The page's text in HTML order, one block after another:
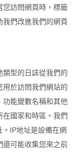
您訪問網頁時，標籤
我們改進我們的網頁
型的日誌從我們的
用於訪問我們網站的
能變數名稱和其他
國家和時區。我們
IP地址是設備在網
還可能收集您來之前